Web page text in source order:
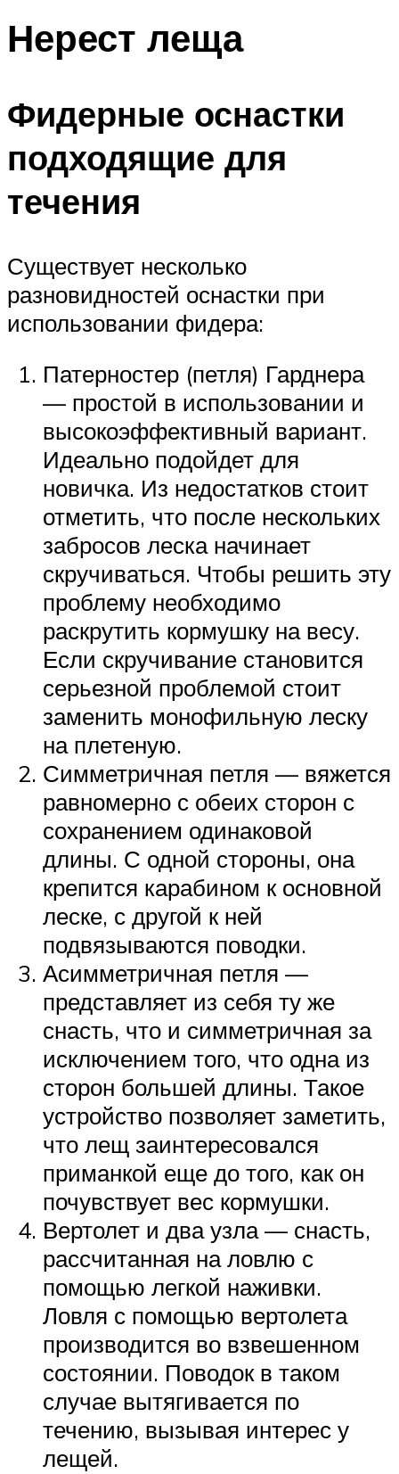
Нерест леща
Фидерные оснастки
подходящие для
течения
Существует несколько
разновидностей оснастки при
использовании фидера:
Патерностер (петля) Гарднера
— простой в использовании и
высокоэффективный вариант.
Идеально подойдет для
новичка. Из недостатков стоит
отметить, что после нескольких
забросов леска начинает
скручиваться. Чтобы решить эту
проблему необходимо
раскрутить кормушку на весу.
Если скручивание становится
серьезной проблемой стоит
заменить монофильную леску
на плетеную.
Симметричная петля — вяжется
равномерно с обеих сторон с
сохранением одинаковой
длины. С одной стороны, она
крепится карабином к основной
леске, с другой к ней
подвязываются поводки.
Асимметричная петля —
представляет из себя ту же
снасть, что и симметричная за
исключением того, что одна из
сторон большей длины. Такое
устройство позволяет заметить,
что лещ заинтересовался
приманкой еще до того, как он
почувствует вес кормушки.
Вертолет и два узла — снасть,
рассчитанная на ловлю с
помощью легкой наживки.
Ловля с помощью вертолета
производится во взвешенном
состоянии. Поводок в таком
случае вытягивается по
течению, вызывая интерес у
лещей.